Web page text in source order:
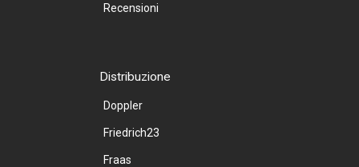
Recensioni
Distribuzione
Doppler
Friedrich23
Fraas